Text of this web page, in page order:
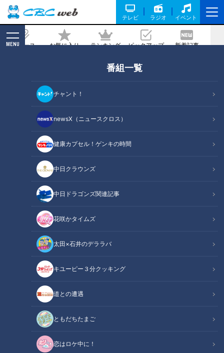
テレビ ラジオ イベント
ニュース お気に入り ランキング ピックアップ 新着記事
MENU
番組一覧
チャント！
newsX（ニュースクロス）
健康カプセル！ゲンキの時間
中日クラウンズ
中日ドラゴンズ関連記事
花咲かタイムズ
太田×石井のデララバ
キユーピー３分クッキング
道との遭遇
ともだちたまご
恋はロケ中に！
の収穫を生実況！「オールスター感謝
祭」での激走を誓う！
記事に戻る
CBCテレビ / TBS『THE TIME，』
この記事の画像（全5枚）